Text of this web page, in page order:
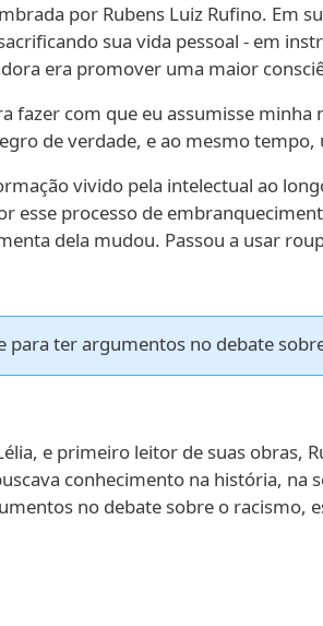
por Rubens Luiz Rufino. Em
sua vida pessoal - em
era promover uma maior
fazer com que eu assumisse
de verdade, e ao mesmo tempo,
vivido pela intelectual ao
esse processo de
dela mudou. Passou a usar
ter argumentos no debate
e primeiro leitor de suas obras,
conhecimento na história,
no debate sobre o racismo,